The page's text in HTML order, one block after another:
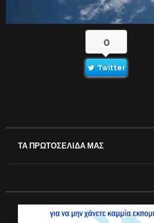
0
Twitter
ΤΑ ΠΡΩΤΟΣΕΛΙΔΑ ΜΑΣ